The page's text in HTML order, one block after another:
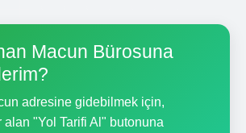
Macun Bürosuna
adresine gidebilmek için,
alan "Yol Tarifi Al" butonuna